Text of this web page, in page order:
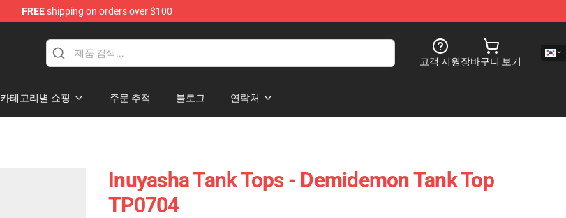
FREEshipping on orders over $100
고객 지원장바구니 보기
카테고리별 쇼핑 주문 추적 블로그 연락처
Inuyasha Tank Tops - Demidemon Tank Top
TP0704